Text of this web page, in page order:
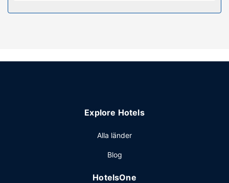
deras gratis wi-fi och hjälp med bokning av biljetter och
Explore Hotels
Alla länder
Blog
HotelsOne